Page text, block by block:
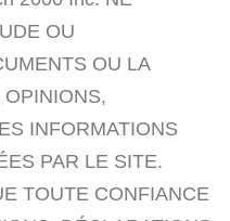
OU
OU LA
INFORMATIONS
PAR LE SITE.
TOUTE CONFIANCE